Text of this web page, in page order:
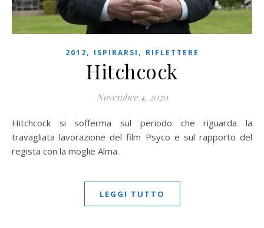
2012, ISPIRARSI , RIFLETTERE
Hitchcock
Novembre 4, 2020
Hitchcock si sofferma sul periodo che riguarda la
travagliata lavorazione del film Psyco e sul rapporto del
regista con la moglie Alma.
LEGGI TUTTO